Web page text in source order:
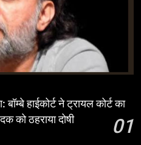
हाईकोर्ट ने ट्रायल कोर्ट का
को ठहराया दोषी
01